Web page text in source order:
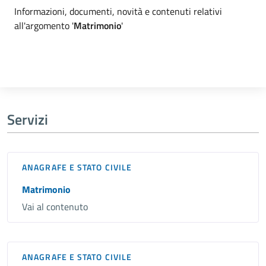
Dettagli argomento
Informazioni, documenti, novità e contenuti relativi
all'argomento 'Matrimonio'
Servizi
ANAGRAFE E STATO CIVILE
Matrimonio
Vai al contenuto
ANAGRAFE E STATO CIVILE